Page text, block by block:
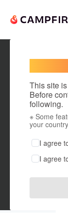
This site
Before
following.
※ Some
your
I agree
I agree